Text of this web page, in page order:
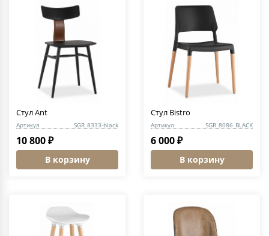
Стул Ant
Артикул SGR_8333-black
10 800 ₽
В корзину
Стул Bistro
Артикул SGR_8086_BLACK
6 000 ₽
В корзину